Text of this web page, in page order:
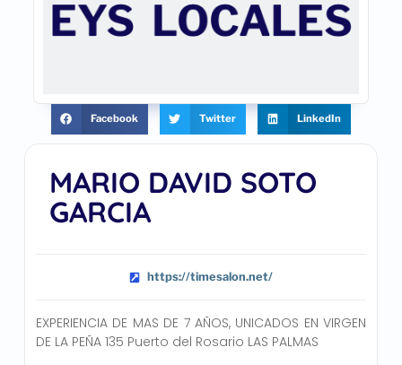
MARIO DAVID SOTO
GARCIA
https://timesalon.net/
EXPERIENCIA DE MAS DE 7 AÑOS, UNICADOS EN VIRGEN
DE LA PEÑA 135 Puerto del Rosario LAS PALMAS
Facebook Twitter LinkedIn